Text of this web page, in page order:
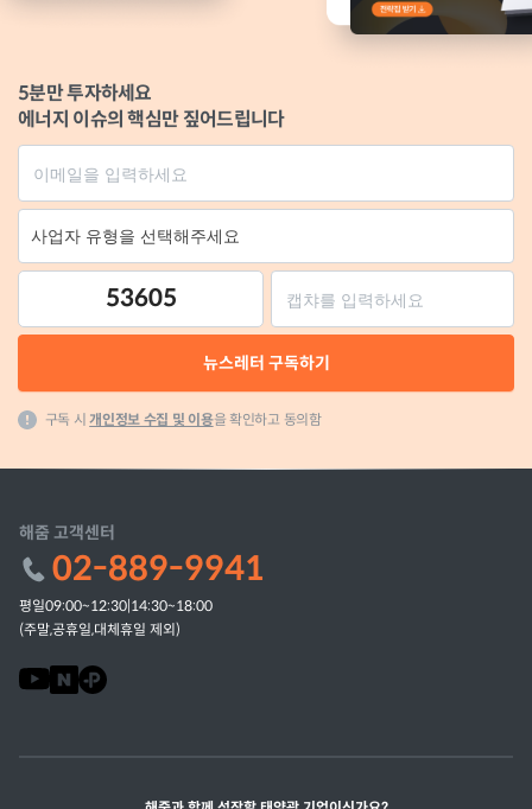
5분만 투자하세요
에너지 이슈의 핵심만 짚어드립니다
53605
뉴스레터 구독하기
구독 시개인정보 수집 및 이용을 확인하고 동의함
해줌 고객센터
02-889-9941
평일09:00~12:30|14:30~18:00
(주말,공휴일,대체휴일 제외)